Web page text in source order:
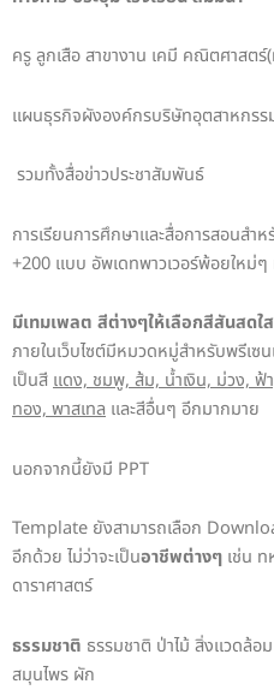
ครู ลูกเสือ สาขางาน เคมี คณิตศาสต
แผนธุรกิจผังองค์กรบริษัทอุตสาหกรร
รวมทั้งสื่อข่าวประชาสัมพันธ์
การเรียนการศึกษาและสื่อการสอนสำ
+200 แบบ อัพเดทพาวเวอร์พ้อยใหม่
มีเทมเพลต สีต่างๆให้เลือกสีสันสดใ
ภายในเว็บไซต์มีหมวดหมู่สำหรับพรีเซ
เป็นสีแดง, ชมพู, ส้ม, น้ำเงิน, ม่วง, ฟ้
ทอง, พาสเทล และสีอื่นๆ อีกมากมาย
นอกจากนี้ยังมี PPT
Template ยังสามารถเลือก
อีกด้วย ไม่ว่าจะเป็นอาชีพต่างๆ เช่น
ดาราศาสตร์
ธรรมชาติ ธรรมชาติ ป่าไม้ สิ่งแวดล้อ
สมุนไพร ผัก